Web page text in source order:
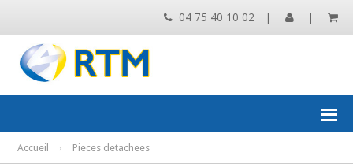
04 75 40 10 02 | |
Accueil › Pieces detachees